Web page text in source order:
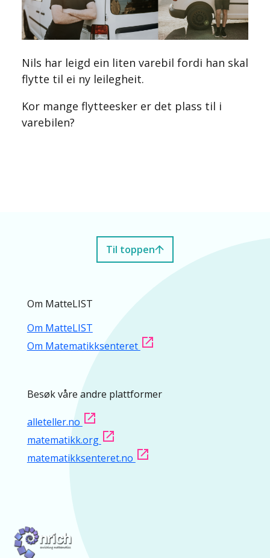
Nils har leigd ein liten varebil fordi han skal
flytte til ei ny leilegheit.
Kor mange flytteesker er det plass til i
varebilen?
Til toppen
Om MatteLIST
Om MatteLIST
Om Matematikksenteret
Besøk våre andre plattformer
alleteller.no
matematikk.org
matematikksenteret.no